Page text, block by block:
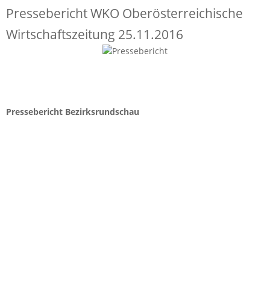
Pressebericht WKO Oberösterreichische
Wirtschaftszeitung 25.11.2016
Pressebericht Bezirksrundschau